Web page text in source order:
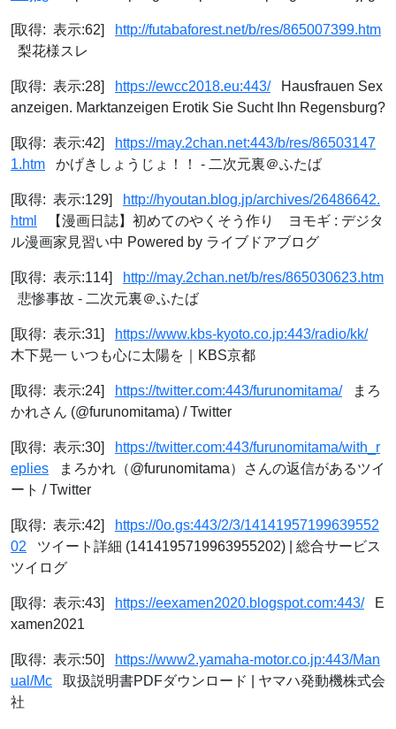
[取得: 表示:62]
http://futabaforest.net/b/res/865007399.htm
梨花様スレ
[取得: 表示:28] https://ewcc2018.eu:443/Hausfrauen Sex
anzeigen. Marktanzeigen Erotik Sie Sucht Ihn Regensburg?
[取得: 表示:42]
https://may.2chan.net:443/b/res/86503147
1.htm かげきしょうじょ！！ - 二次元裏＠ふたば
[取得: 表示:129]
http://hyoutan.blog.jp/archives/26486642.
html
【漫画日誌】初めてのやくそう作り ヨモギ : デジタ
ル漫画家見習い中 Powered by ライブドアブログ
[取得: 表示:114]
http://may.2chan.net/b/res/865030623.htm
悲惨事故 - 二次元裏＠ふたば
[取得: 表示:31]
https://www.kbs-kyoto.co.jp:443/radio/kk/
木下晃一 いつも心に太陽を｜KBS京都
[取得: 表示:24] https://twitter.com:443/furunomitama/まろ
かれさん (@furunomitama) / Twitter
[取得: 表示:30]
https://twitter.com:443/furunomitama/with_r
eplies まろかれ（@furunomitama）さんの返信があるツイ
ート / Twitter
[取得: 表示:42]
https://0o.gs:443/2/3/14141957199639552
02 ツイート詳細 (1414195719963955202) | 総合サービス
ツイログ
[取得: 表示:43] https://eexamen2020.blogspot.com:443/E
xamen2021
[取得: 表示:50]
https://www2.yamaha-motor.co.jp:443/Man
ual/Mc 取扱説明書PDFダウンロード | ヤマハ発動機株式会
社